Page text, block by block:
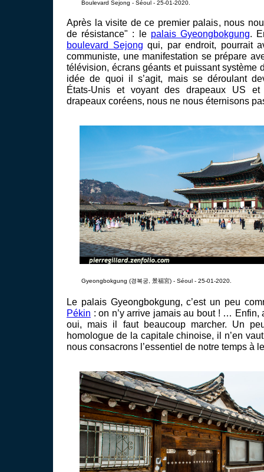
Boulevard Sejong - Séoul - 25-01-2020.
Après la visite de ce premier palais, nous
de résistance" : le palais Gyeongbokgung.
boulevard Sejong qui, par endroit, pourrait
communiste, une manifestation se prépare
télévision, écrans géants et puissant système
idée de quoi il s’agit, mais se déroulant
États-Unis et voyant des drapeaux US
drapeaux coréens, nous ne nous éternisons
Gyeongbokgung (경복궁, 景福宮) - Séoul - 25-01-2020.
Le palais Gyeongbokgung, c’est un peu
Pékin : on n’y arrive jamais au bout ! … Enfin,
oui, mais il faut beaucoup marcher. Un
homologue de la capitale chinoise, il n’en
nous consacrons l’essentiel de notre temps à